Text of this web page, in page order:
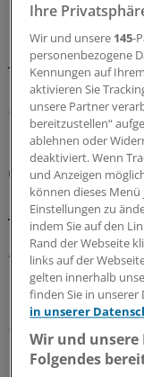
Honorar für ePA-
Nicht so bei den
Jahresende. Das
Doch hier gilt: Nur
07.08.2026
GKV-Spargesetz
Sparliste der
jeder Praxis sein
Die
vorgelegt, in der sie
des GKV-
Unterschiede
05.08.2026
Ihre
Wir und unsere 145-
personenbezogene
Kennungen auf
aktivieren Sie
unsere Partner
bereitzustellen“
ablehnen oder
deaktiviert. Wenn
und Anzeigen
können dieses
Einstellungen zu
indem Sie auf den
Rand der Webseite
links auf der
gelten innerhalb
finden Sie in
in unserer
Wir und
Folgendes